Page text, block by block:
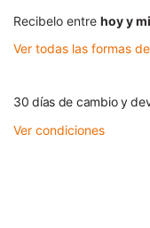
Recibelo entre hoy y
Ver todas las formas
30 días de cambio y
Ver condiciones